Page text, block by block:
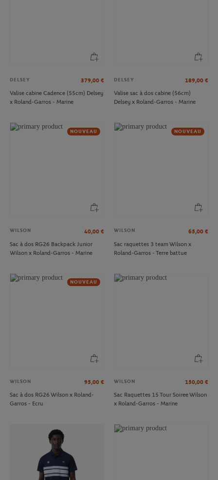
DELSEY 379,00 €
Valise cabine Cadence (55cm) Delsey
x Roland-Garros - Marine
DELSEY 189,00 €
Valise sac à dos cabine (56cm)
Delsey x Roland-Garros - Marine
NOUVEAU
WILSON 40,00 €
Sac à dos RG26 Backpack Junior
Wilson x Roland-Garros - Marine
NOUVEAU
WILSON 65,00 €
Sac raquettes 3 team Wilson x
Roland-Garros - Terre battue
NOUVEAU
WILSON 95,00 €
Sac à dos RG26 Wilson x Roland-
Garros - Ecru
WILSON 150,00 €
Sac Raquettes 15 Tour Soiree Wilson
x Roland-Garros - Marine